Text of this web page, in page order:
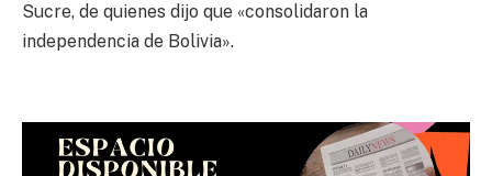
Sucre, de quienes dijo que «consolidaron la
independencia de Bolivia».